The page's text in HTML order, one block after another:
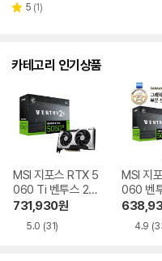
별 5 리
(1)
카테고리 인기상품
MSI 지포스 RTX 5
060 Ti 벤투스 2X
OC 플러스 D7 8G
731,930원
5.0 (31)
MSI 지
060 벤
D7 8GB
4.9